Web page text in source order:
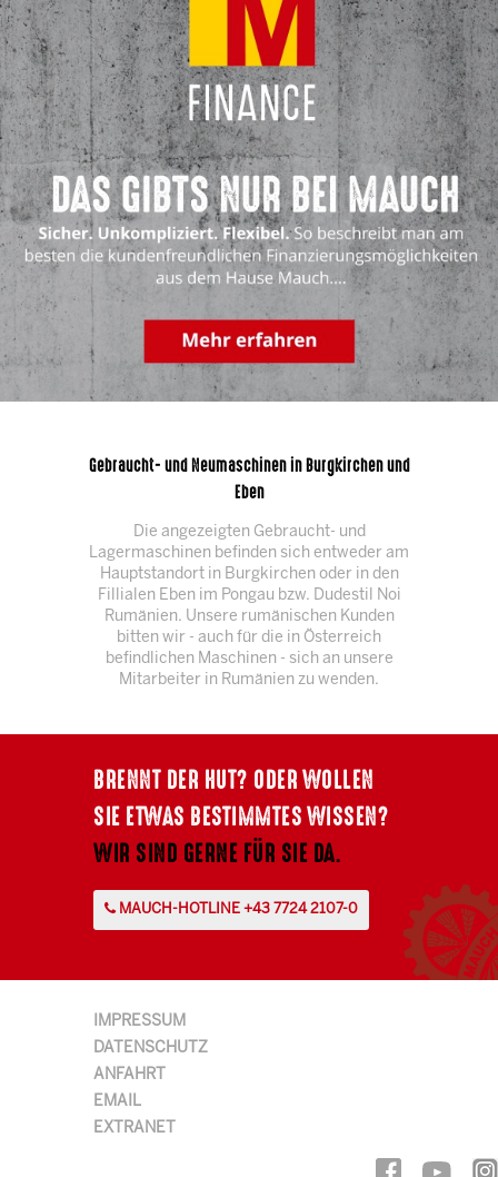
Gebraucht- und Neumaschinen in Burgkirchen und
Eben
Die angezeigten Gebraucht- und
Lagermaschinen befinden sich entweder am
Hauptstandort in Burgkirchen oder in den
Fillialen Eben im Pongau bzw. Dudestil Noi
Rumänien. Unsere rumänischen Kunden
bitten wir - auch für die in Österreich
befindlichen Maschinen - sich an unsere
Mitarbeiter in Rumänien zu wenden.
BRENNT DER HUT? ODER WOLLEN
SIE ETWAS BESTIMMTES WISSEN?
WIR SIND GERNE FÜR SIE DA.
MAUCH-HOTLINE +43 7724 2107-0
IMPRESSUM
DATENSCHUTZ
ANFAHRT
EMAIL
EXTRANET